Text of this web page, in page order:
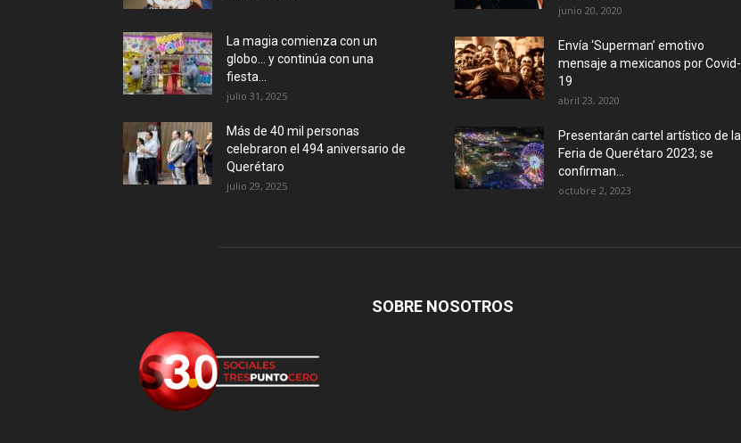
La magia comienza con un
globo… y continúa con una
fiesta...
julio 31, 2025
Más de 40 mil personas
celebraron el 494 aniversario de
Querétaro
julio 29, 2025
junio 20, 2020
Envía ‘Superman’ emotivo
mensaje a mexicanos por Covid-
19
abril 23, 2020
Presentarán cartel artístico de la
Feria de Querétaro 2023; se
confirman...
octubre 2, 2023
SOBRE NOSOTROS